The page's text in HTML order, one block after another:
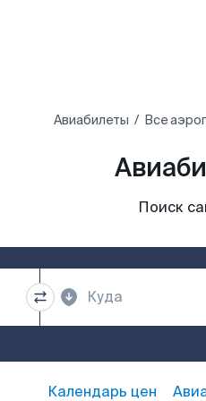
Авиабилеты Все
Поиск
Календарь цен